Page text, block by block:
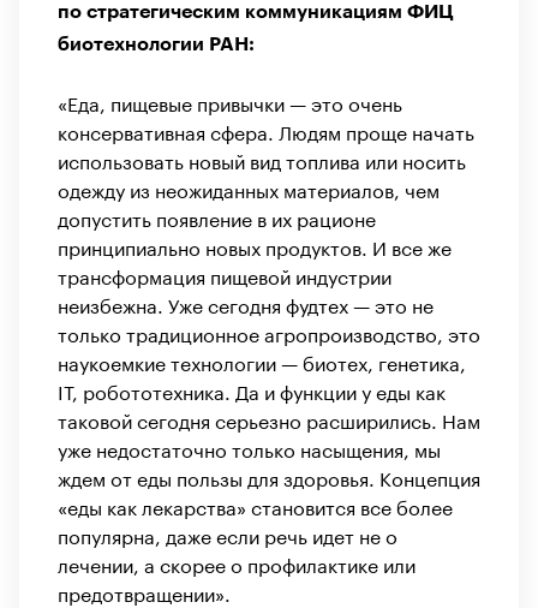
по стратегическим коммуникациям ФИЦ
биотехнологии РАН:
«Еда, пищевые привычки — это очень
консервативная сфера. Людям проще начать
использовать новый вид топлива или носить
одежду из неожиданных материалов, чем
допустить появление в их рационе
принципиально новых продуктов. И все же
трансформация пищевой индустрии
неизбежна. Уже сегодня фудтех — это не
только традиционное агропроизводство, это
наукоемкие технологии — биотех, генетика,
IT, робототехника. Да и функции у еды как
таковой сегодня серьезно расширились. Нам
уже недостаточно только насыщения, мы
ждем от еды пользы для здоровья. Концепция
«еды как лекарства» становится все более
популярна, даже если речь идет не о
лечении, а скорее о профилактике или
предотвращении».